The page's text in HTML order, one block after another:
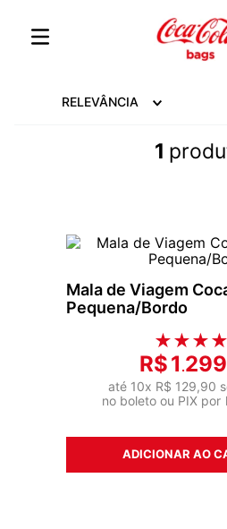
RELEVÂNCIA
1
Mala de Viagem
Pequena/Bordo
★★★★
R$1 .299
até 10x R$ 129,90
no boleto ou PIX por
ADICIONAR AO